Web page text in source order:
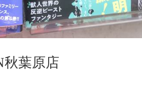
秋葉原店